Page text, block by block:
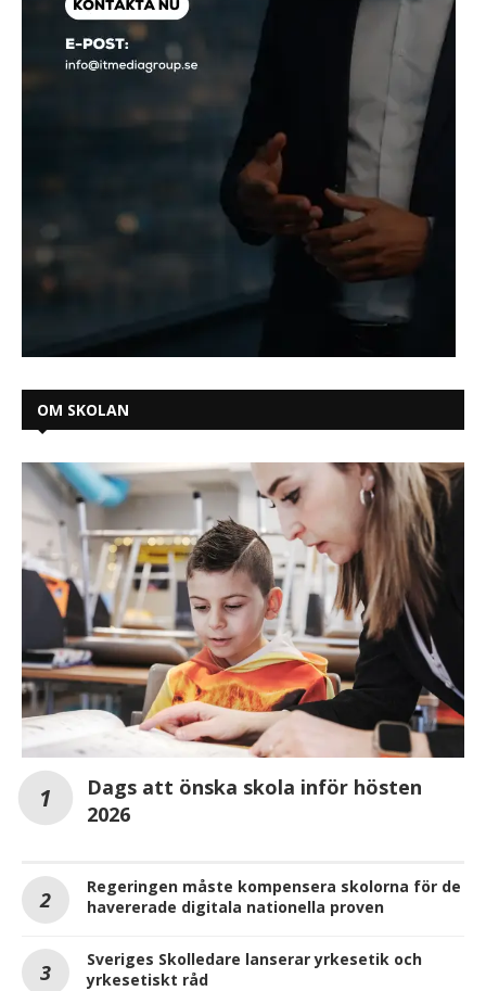
OM SKOLAN
Dags att önska skola inför hösten
2026
Regeringen måste kompensera skolorna för de
havererade digitala nationella proven
Sveriges Skolledare lanserar yrkesetik och
yrkesetiskt råd